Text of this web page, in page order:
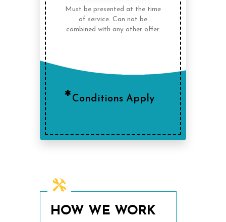
Must be presented at the time
of service. Can not be
combined with any other offer.
Conditions Apply
HOW WE WORK